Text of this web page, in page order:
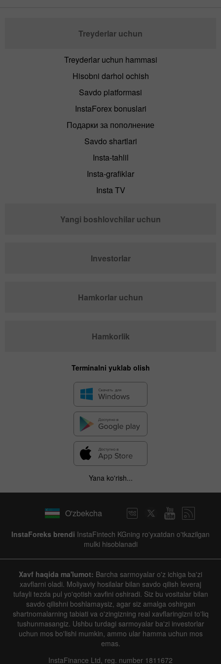
Treyderlar uchun
Treyderlar uchun hammasi
Hisobni darhol ochish
Savdo platformasi
InstaForex bonuslari
Подарки за пополнение
Savdo shartlari
Insta-tahlil
Insta-grafiklar
Insta TV
Yangi boshlovchilar uchun
Investorlar
Hamkorlar uchun
Hamkorlik
Terminalni yuklab olish
Yana ko'rish...
O'zbekcha
InstaForeks brendi InstaFintech KGning ro'yxatdan o'tkazilgan
mulki hisoblanadi
Xavf haqida ma'lumot: Barcha sarmoyalar o'z ichiga ba'zi
xavflarni oladi. Moliyaviy hosilalar bilan savdo qilish leveraj
tufayli tezda pul yo'qotish xavfini oshiradi. Siz bu vositalar bilan
savdo qilishni boshlamaysiz, agar siz amalga oshirgan
shartnomalarning tabiati va o'zingizning real xavflaringizni to'liq
tushunmasangiz. Ushbu turdagi sarmoyalar ba'zi investorlar
uchun mos bo'lishi mumkin, ammo ular hamma uchun mos
emas.
InstaFinance Ltd, reg. number 1811672